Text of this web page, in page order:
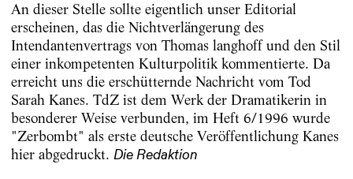
An dieser Stelle sollte eigentlich unser Editorial
erscheinen, das die Nichtverlängerung des
Intendantenvertrags von Thomas langhoff und den Stil
einer inkompetenten Kulturpolitik kommentierte. Da
erreicht uns die erschütternde Nachricht vom Tod
Sarah Kanes. TdZ ist dem Werk der Dramatikerin in
besonderer Weise verbunden, im Heft 6/1996 wurde
"Zerbombt" als erste deutsche Veröffentlichung Kanes
hier abgedruckt. Die Redaktion